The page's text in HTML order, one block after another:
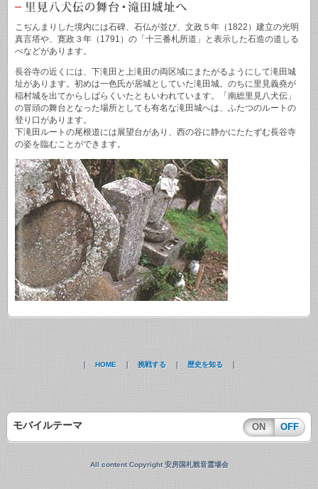
こぢんまりした境内には石碑、石仏が並び、文政５年（1822）建立の光明
真言塔や、寛政３年（1791）の「十三番札所道」と表示した石造の道しる
べなどがあります。
長谷寺の近くには、下滝田と上滝田の両区域にまたがるようにして滝田城
址があります。初めは一色氏が居城としていた滝田城。のちに里見義堯が
稲村城を出てからしばらくいたともいわれています。「南総里見八犬伝」
の冒頭の舞台となった場所としても有名な滝田城へは、ふたつのルートの
登り口があります。
下滝田ルートの尾根道には展望台があり、西の谷に静かにたたずむ長谷寺
の姿を臨むことができます。
｜ HOME ｜ 挑戦する ｜ 歴史を知る ｜
モバイルテーマ ON OFF
All content Copyright 安房国札観音霊場会